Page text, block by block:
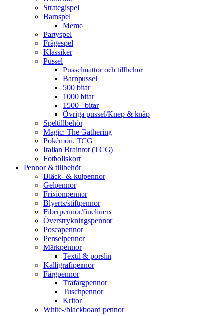
Strategispel
Barnspel
Memo
Partyspel
Frågespel
Klassiker
Pussel
Pusselmattor och tillbehör
Barnpussel
500 bitar
1000 bitar
1500+ bitar
Övriga pussel/Knep & knåp
Speltillbehör
Magic: The Gathering
Pokémon: TCG
Italian Brainrot (TCG)
Fotbollskort
Pennor & tillbehör
Bläck- & kulpennor
Gelpennor
Frixionpennor
Blyerts/stiftpennor
Fiberpennor/fineliners
Överstrykningspennor
Poscapennor
Penselpennor
Märkpennor
Textil & porslin
Kalligrafipennor
Färgpennor
Träfärgpennor
Tuschpennor
Kritor
White-/blackboard pennor